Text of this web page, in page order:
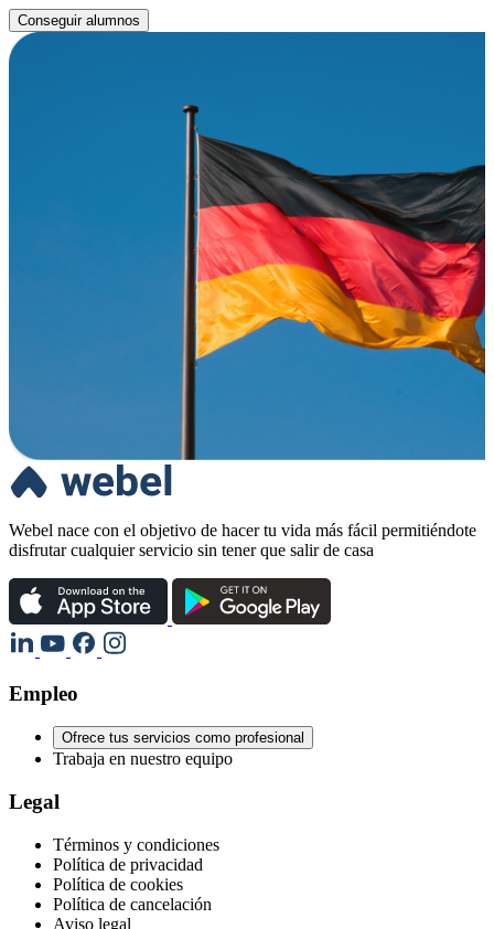
Conseguir alumnos
Webel nace con el objetivo de hacer tu vida más fácil permitiéndote
disfrutar cualquier servicio sin tener que salir de casa
Empleo
Ofrece tus servicios como profesional
Trabaja en nuestro equipo
Legal
Términos y condiciones
Política de privacidad
Política de cookies
Política de cancelación
Aviso legal